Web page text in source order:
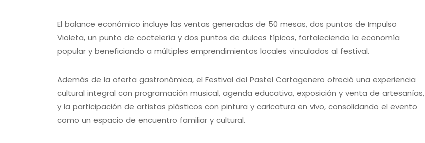
El balance económico incluye las ventas generadas de 50 mesas, dos puntos de Impulso
Violeta, un punto de coctelería y dos puntos de dulces típicos, fortaleciendo la economía
popular y beneficiando a múltiples emprendimientos locales vinculados al festival.
Además de la oferta gastronómica, el Festival del Pastel Cartagenero ofreció una experiencia
cultural integral con programación musical, agenda educativa, exposición y venta de artesanías,
y la participación de artistas plásticos con pintura y caricatura en vivo, consolidando el evento
como un espacio de encuentro familiar y cultural.